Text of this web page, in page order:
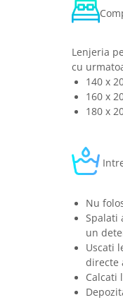
Lenjeria
cu
140 x
160 x
180 x
Nu
Spalati
un
Uscati
directe
Calcati